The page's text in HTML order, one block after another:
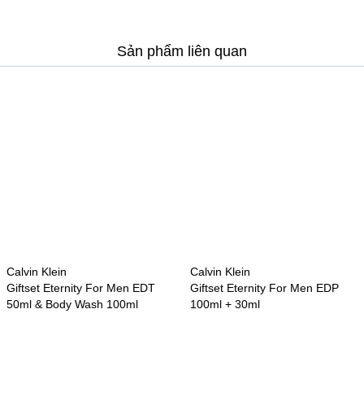
Sản phẩm liên quan
Calvin Klein
Giftset Eternity For Men EDT
50ml & Body Wash 100ml
Calvin Klein
Giftset Eternity For Men EDP
100ml + 30ml